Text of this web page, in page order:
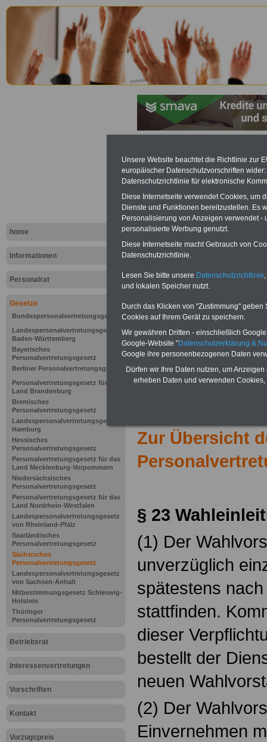
home
Informationen
Personalrat
Gesetze
Bundespersonalvertretungsgesetz
Landespersonalvertretungsgesetz
Baden-Württemberg
Bayerisches
Personalvertretungsgesetz
Berliner Personalvertretungsgesetz
Personalvertretungsgesetz für das
Land Brandenburg
Bremisches
Personalvertretungsgesetz
Landespersonalvertretungsgesetz
Hamburg
Hessisches
Personalvertretungsgesetz
Personalvertretungsgesetz für das
Land Mecklenburg-Vorpommern
Niedersächsisches
Personalvertretungsgesetz
Personalvertretungsgesetz für das
Land Nordrhein-Westfalen
Landespersonalvertretungsgesetz
von Rheinland-Pfalz
Saarländisches
Personalvertretungsgesetz
Sächsisches
Personalvertretungsgesetz
Landespersonalvertretungsgesetz
von Sachsen-Anhalt
Mitbestimmungsgesetz Schleswig-
Holstein
Thüringer
Personalvertretungsgesetz
Betriebsrat
Interessenvertretungen
Vorschriften
Kontakt
Vorzugspreis
Zur Übersicht
§ 23
(1) Der
unverzüglich
spätestens
stattfinden.
dieser
bestellt der
neuen
(2) Der
Einvernehmen
Unsere Website beachtet die Richtlinie zur
europäischer Datenschutzvorschriften
Datenschutzrichtlinie für elektronische
Diese Internetseite verwendet Cookies, um
Dienste und Funktionen bereitzustellen. Es
Personalisierung von Anzeigen verwendet
personalisierte Werbung genutzt.
Diese Internetseite macht Gebrauch von
Datenschutzrichtlinie.
Lesen Sie bitte unsere Datenschutzrichtlinie
und lokalen Speicher nutzt.
Durch das Klicken von "Zustimmung"
Cookies auf Ihrem Gerät zu speichern.
Wir gewähren Dritten - einschließlich
Google-Website "Datenschutzerklärung &
Google ihre personenbezogenen Daten
Dürfen wir Ihre Daten nutzen, um
erheben Daten und verwenden